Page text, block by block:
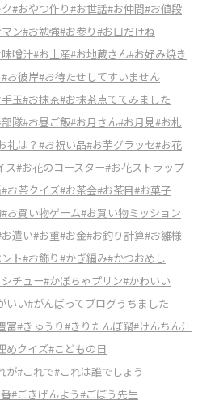
#おやつ作り#お世話#お仲間#お値段
ン#お勉強#お参り#お口だけね
噌汁#お土産#お地蔵さん#お好み焼き
#お彼岸#お待たせしてすいません
玉#お抹茶#お抹茶点ててみました
隊#お昼ご飯#お月さん#お月見#お札
礼は？ #お祝い品#お芋グラッセ#お花
ス#お花のコースター#お花ストラップ
#お茶クイズ#お茶会#お茶目#お菓子
#お買い物ゲーム#お買い物ミッション
遣い#お重#お金#お釣り計算#お雛様
ト#お飾り#かぎ編み#かつおめし
チュー#かぼちゃプリン#かわいい
いい#がんばってブログうちました
富#きゅうり#きりたんぽ鍋#けんちん汁
めクイズ#こどもの日
が#これで#これは誰でしょう
#ごきげんよう#ごぼう先生